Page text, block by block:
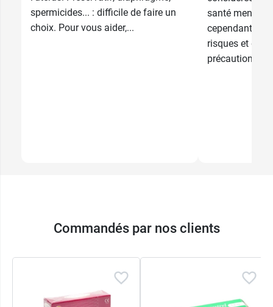
spermicides... : difficile de faire un
choix. Pour vous aider,...
santé mentale
cependant
risques et
précautions
Commandés par nos clients